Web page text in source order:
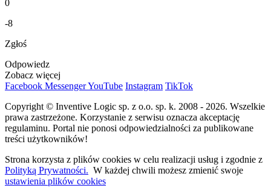
0
-8
Zgłoś
Odpowiedz
Zobacz więcej
Facebook MessengerYouTube Instagram TikTok
Copyright © Inventive Logic sp. z o.o. sp. k. 2008 - 2026. Wszelkie
prawa zastrzeżone. Korzystanie z serwisu oznacza akceptację
regulaminu. Portal nie ponosi odpowiedzialności za publikowane
treści użytkowników!
Strona korzysta z plików cookies w celu realizacji usług i zgodnie z
Polityką Prywatności. W każdej chwili możesz zmienić swoje
ustawienia plików cookies